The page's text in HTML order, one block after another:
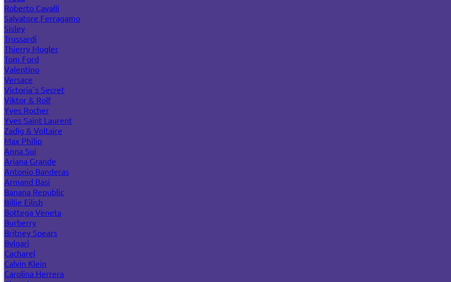
Roberto Cavalli
Salvatore Ferragamo
Sisley
Trussardi
Thierry Mugler
Tom Ford
Valentino
Versace
Victoria`s Secret
Viktor & Rolf
Yves Rocher
Yves Saint Laurent
Zadig & Voltaire
Max Philip
Anna Sui
Ariana Grande
Antonio Banderas
Armand Basi
Banana Republic
Billie Eilish
Bottega Veneta
Burberry
Britney Spears
Bvlgari
Cacharel
Calvin Klein
Carolina Herrera